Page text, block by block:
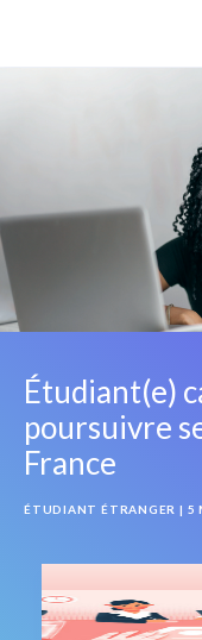
Étudiant(e)
poursuivre
France
ÉTUDIANT ÉTRANGER | 5